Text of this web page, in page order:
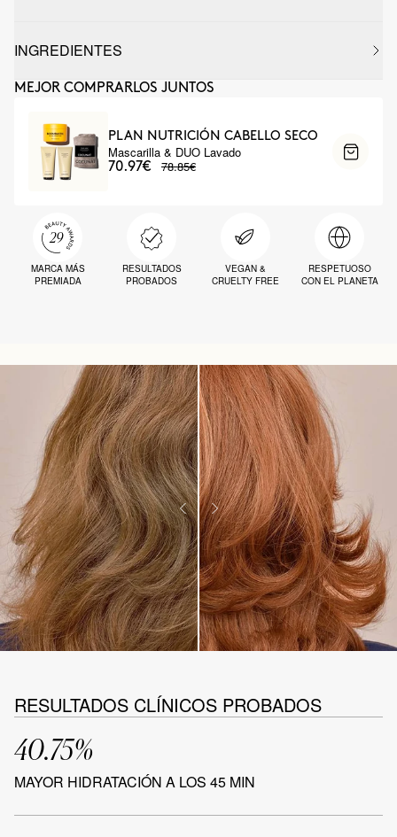
INGREDIENTES
MEJOR COMPRARLOS JUNTOS
PLAN NUTRICIÓN CABELLO SECO
Mascarilla & DUO Lavado
70.97€ 78.85€
MARCA MÁS
PREMIADA
RESULTADOS
PROBADOS
VEGAN &
CRUELTY FREE
RESPETUOSO
CON EL PLANETA
RESULTADOS CLÍNICOS PROBADOS
40.75%
MAYOR HIDRATACIÓN A LOS 45 MIN